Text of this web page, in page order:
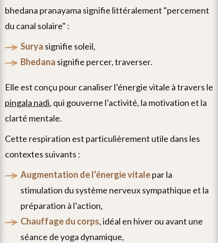
bhedana pranayama signifie littéralement "percement
du canal solaire" :
surya signifie soleil,
bhedana signifie percer, traverser.
elle est conçu pour canaliser l’énergie vitale à travers le
pingala nadi, qui gouverne l’activité, la motivation et la
clarté mentale.
cette respiration est particulièrement utile dans les
contextes suivants :
augmentation de l’énergie vitalepar la
stimulation du système nerveux sympathique et la
préparation à l’action,
chauffage du corps, idéal en hiver ou avant une
séance de yoga dynamique,